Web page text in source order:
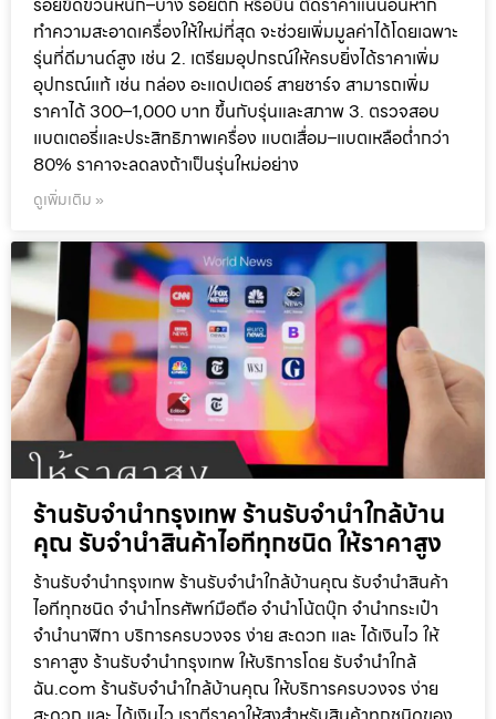
ทำความสะอาดเครื่องให้ใหม่ที่สุด จะช่วยเพิ่มมูลค่าได้โดยเฉพาะ
รุ่นที่ดีมานด์สูง เช่น 2. เตรียมอุปกรณ์ให้ครบยิ่งได้ราคาเพิ่ม
อุปกรณ์แท้ เช่น กล่อง อะแดปเตอร์ สายชาร์จ สามารถเพิ่ม
ราคาได้ 300–1,000 บาท ขึ้นกับรุ่นและสภาพ 3. ตรวจสอบ
แบตเตอรี่และประสิทธิภาพเครื่อง แบตเสื่อม–แบตเหลือต่ำกว่า
80% ราคาจะลดลงถ้าเป็นรุ่นใหม่อย่าง
ดูเพิ่มเติม »
ร้านรับจำนำกรุงเทพ ร้านรับจำนำใกล้บ้าน
คุณ รับจำนำสินค้าไอทีทุกชนิด ให้ราคาสูง
ร้านรับจำนำกรุงเทพ ร้านรับจำนำใกล้บ้านคุณ รับจำนำสินค้า
ไอทีทุกชนิด จำนำโทรศัพท์มือถือ จำนำโน้ตบุ๊ก จำนำกระเป๋า
จำนำนาฬิกา บริการครบวงจร ง่าย สะดวก และ ได้เงินไว ให้
ราคาสูง ร้านรับจำนำกรุงเทพ ให้บริการโดย รับจํานําใกล้
ฉัน.com ร้านรับจำนำใกล้บ้านคุณ ให้บริการครบวงจร ง่าย